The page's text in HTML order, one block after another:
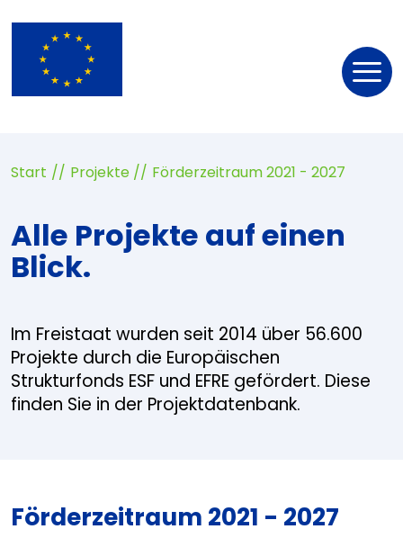
Start Projekte Förderzeitraum 2021 - 2027
Alle Projekte auf einen
Blick.
Im Freistaat wurden seit 2014 über 56.600
Projekte durch die Europäischen
Strukturfonds ESF und EFRE gefördert. Diese
finden Sie in der Projektdatenbank.
Förderzeitraum 2021 - 2027